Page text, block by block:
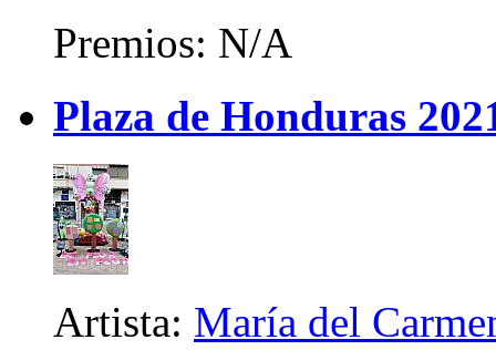
Premios: N/A
Plaza de Honduras
Artista: María del